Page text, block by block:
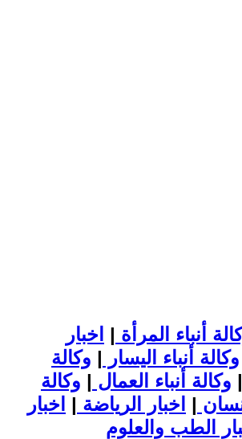
أنباء المرأة | اخبار
وكالة أنباء اليسار | وكالة
| وكالة أنباء العمال | وكالة
| اخبار الرياضة | اخبار